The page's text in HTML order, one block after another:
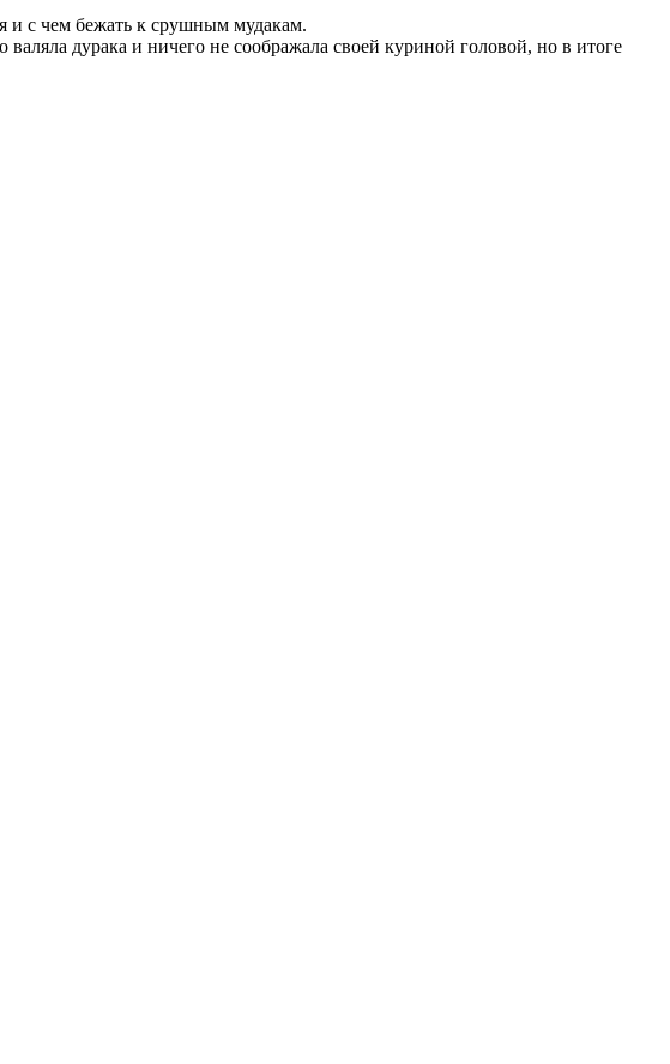
и с чем бежать к срушным мудакам.
дурака и ничего не соображала своей куриной головой, но в итоге